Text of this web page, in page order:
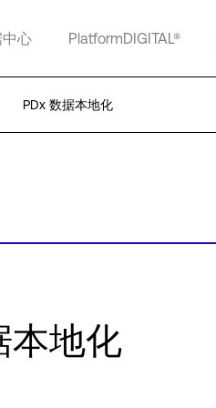
心 PlatformDIGITAL®
PDx 数据本地化
本地化